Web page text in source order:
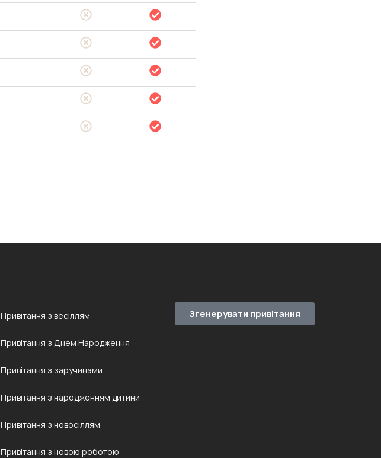
Привітання з весіллям
Привітання з Днем Народження
Привітання з заручинами
Привітання з народженням дитини
Привітання з новосіллям
Привітання з новою роботою
Згенерувати привітання